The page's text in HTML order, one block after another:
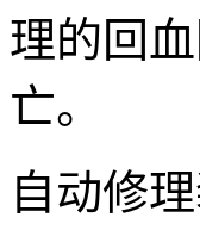
理的回
亡。
自动修